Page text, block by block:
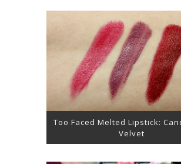
Too Faced Melted Lipstick:
Velvet